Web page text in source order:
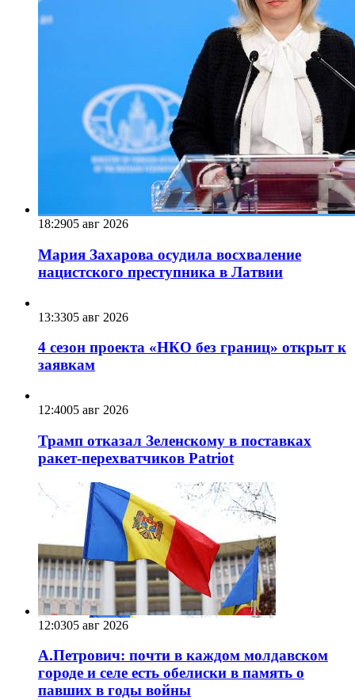
18:2905 авг 2026
Мария Захарова осудила восхваление
нацистского преступника в Латвии
13:3305 авг 2026
4 сезон проекта «НКО без границ» открыт к
заявкам
12:4005 авг 2026
Трамп отказал Зеленскому в поставках
ракет-перехватчиков Patriot
12:0305 авг 2026
А.Петрович: почти в каждом молдавском
городе и селе есть обелиски в память о
павших в годы войны